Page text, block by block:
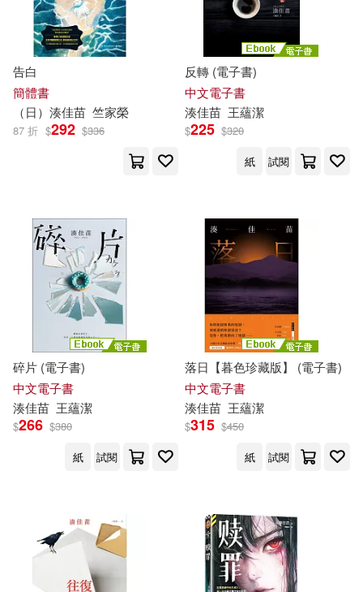
告白
簡體書
（日） 湊佳苗 竺家榮
87 折 $292 $336
反轉 (電子書)
中文電子書
湊佳苗 王蘊潔
$225 $320
紙
試閱
碎片 (電子書)
中文電子書
湊佳苗 王蘊潔
$266 $380
紙
試閱
落日【暮色珍藏版】 (電子書)
中文電子書
湊佳苗 王蘊潔
$315 $450
紙
試閱